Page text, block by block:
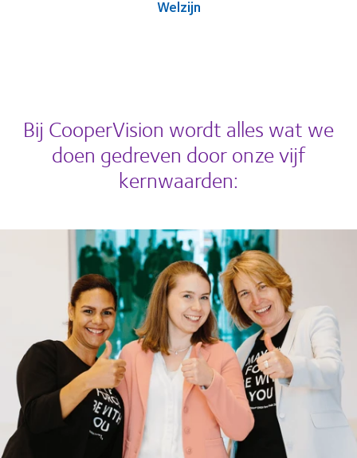
Welzijn
Bij CooperVision wordt alles wat we
doen gedreven door onze vijf
kernwaarden: